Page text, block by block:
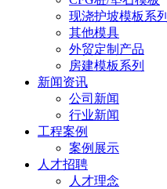
现浇护坡模板系列
其他模具
外贸定制产品
房建模板系列
新闻资讯
公司新闻
行业新闻
工程案例
案例展示
人才招聘
人才理念